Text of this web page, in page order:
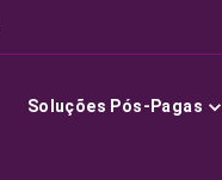
Soluções Pós-Pagas